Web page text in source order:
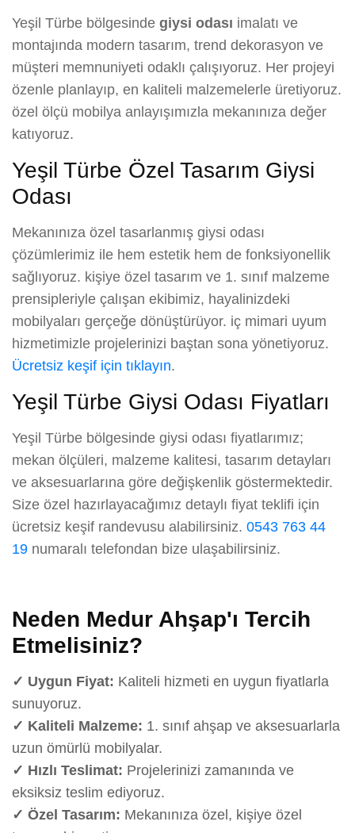
Yeşil Türbe bölgesinde giysi odası imalatı ve
montajında modern tasarım, trend dekorasyon ve
müşteri memnuniyeti odaklı çalışıyoruz. Her projeyi
özenle planlayıp, en kaliteli malzemelerle üretiyoruz.
özel ölçü mobilya anlayışımızla mekanınıza değer
katıyoruz.
Yeşil Türbe Özel Tasarım Giysi
Odası
Mekanınıza özel tasarlanmış giysi odası
çözümlerimiz ile hem estetik hem de fonksiyonellik
sağlıyoruz. kişiye özel tasarım ve 1. sınıf malzeme
prensipleriyle çalışan ekibimiz, hayalinizdeki
mobilyaları gerçeğe dönüştürüyor. iç mimari uyum
hizmetimizle projelerinizi baştan sona yönetiyoruz.
Ücretsiz keşif için tıklayın.
Yeşil Türbe Giysi Odası Fiyatları
Yeşil Türbe bölgesinde giysi odası fiyatlarımız;
mekan ölçüleri, malzeme kalitesi, tasarım detayları
ve aksesuarlarına göre değişkenlik göstermektedir.
Size özel hazırlayacağımız detaylı fiyat teklifi için
ücretsiz keşif randevusu alabilirsiniz. 0543 763 44
19 numaralı telefondan bize ulaşabilirsiniz.
Neden Medur Ahşap'ı Tercih
Etmelisiniz?
✓ Uygun Fiyat: Kaliteli hizmeti en uygun fiyatlarla
sunuyoruz.
✓ Kaliteli Malzeme: 1. sınıf ahşap ve aksesuarlarla
uzun ömürlü mobilyalar.
✓ Hızlı Teslimat: Projelerinizi zamanında ve
eksiksiz teslim ediyoruz.
✓ Özel Tasarım: Mekanınıza özel, kişiye özel